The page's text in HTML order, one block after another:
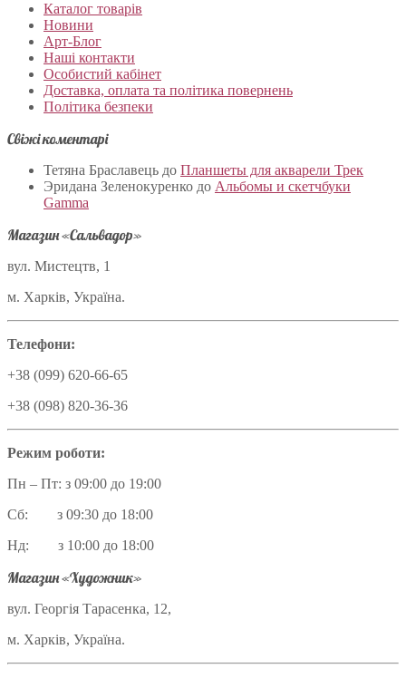
Каталог товарів
Новини
Арт-Блог
Наші контакти
Особистий кабінет
Доставка, оплата та політика повернень
Політика безпеки
Свіжі коментарі
Тетяна Браславець до Планшеты для акварели Трек
Эридана Зеленокуренко до Альбомы и скетчбуки
Gamma
Магазин «Сальвадор»
вул. Мистецтв, 1
м. Харків, Україна.
Телефони:
+38 (099) 620-66-65
+38 (098) 820-36-36
Режим роботи:
Пн – Пт: з 09:00 до 19:00
Сб: з 09:30 до 18:00
Нд: з 10:00 до 18:00
Магазин «Художник»
вул. Георгія Тарасенка, 12,
м. Харків, Україна.